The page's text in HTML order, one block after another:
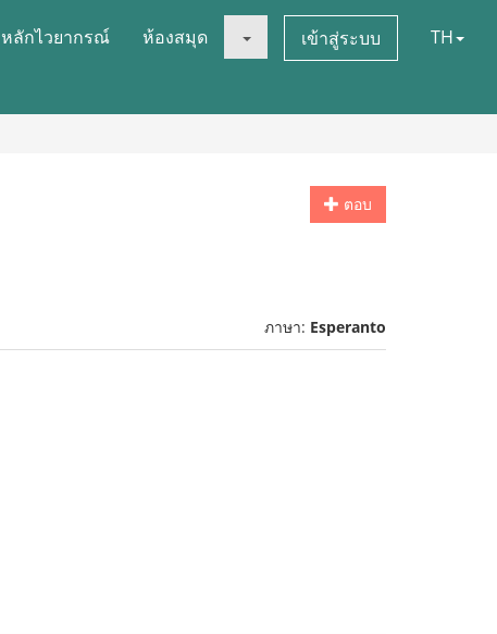
หลักไวยากรณ์ ห้องสมุด เข้าสู่ระบบ TH
ตอบ
ภาษา: Esperanto